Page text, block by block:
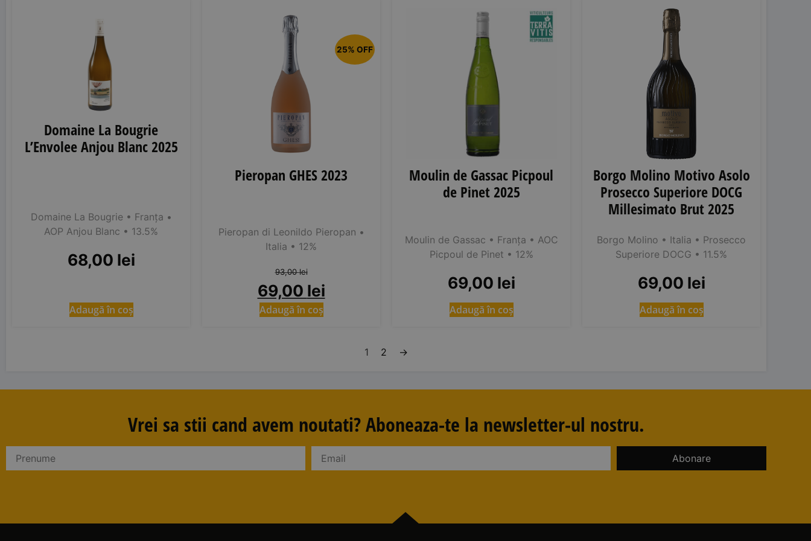
Domaine La Bougrie
L’Envolee Anjou Blanc 2025
Domaine La Bougrie• Franța •
AOP Anjou Blanc • 13.5%
68,00 lei
Adaugă în coș
25% OFF
Pieropan GHES 2023
Pieropan di Leonildo Pieropan •
Italia • 12%
93,00lei
69,00 lei
Adaugă în coș
Moulin de Gassac Picpoul
de Pinet 2025
Moulin de Gassac • Franța • AOC
Picpoul de Pinet • 12%
69,00 lei
Adaugă în coș
Borgo Molino Motivo Asolo
Prosecco Superiore DOCG
Millesimato Brut 2025
Borgo Molino • Italia • Prosecco
Superiore DOCG • 11.5%
69,00 lei
Adaugă în coș
1 2 →
Vrei sa stii cand avem noutati? Aboneaza-te la newsletter-ul nostru.